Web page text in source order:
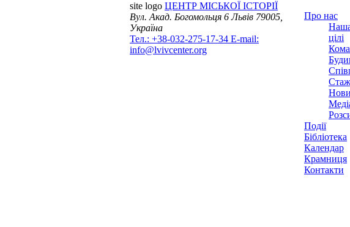
site logo ЦЕНТР МІСЬКОЇ ІСТОРІЇ
Вул. Акад. Богомольця 6Львів 79005,
Україна
Тел.: +38-032-275-17-34 E-mail:
info@lvivcenter.org
Про нас
Наша
цілі
Події
Бібліотека
Календар
Крамниця
Контакти